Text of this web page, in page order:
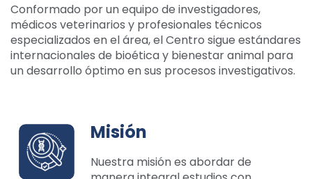
Conformado por un equipo de investigadores,
médicos veterinarios y profesionales técnicos
especializados en el área, el Centro sigue estándares
internacionales de bioética y bienestar animal para
un desarrollo óptimo en sus procesos investigativos.
Misión
Nuestra misión es abordar de